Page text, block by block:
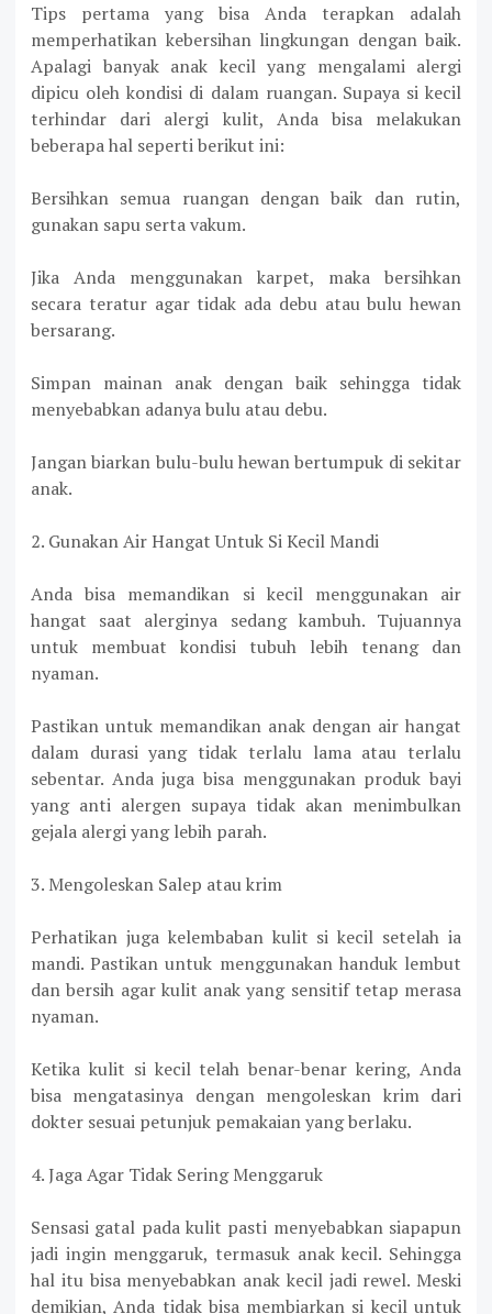
Tips pertama yang bisa Anda terapkan adalah
memperhatikan kebersihan lingkungan dengan baik.
Apalagi banyak anak kecil yang mengalami alergi
dipicu oleh kondisi di dalam ruangan. Supaya si kecil
terhindar dari alergi kulit, Anda bisa melakukan
beberapa hal seperti berikut ini:
Bersihkan semua ruangan dengan baik dan rutin,
gunakan sapu serta vakum.
Jika Anda menggunakan karpet, maka bersihkan
secara teratur agar tidak ada debu atau bulu hewan
bersarang.
Simpan mainan anak dengan baik sehingga tidak
menyebabkan adanya bulu atau debu.
Jangan biarkan bulu-bulu hewan bertumpuk di sekitar
anak.
2. Gunakan Air Hangat Untuk Si Kecil Mandi
Anda bisa memandikan si kecil menggunakan air
hangat saat alerginya sedang kambuh. Tujuannya
untuk membuat kondisi tubuh lebih tenang dan
nyaman.
Pastikan untuk memandikan anak dengan air hangat
dalam durasi yang tidak terlalu lama atau terlalu
sebentar. Anda juga bisa menggunakan produk bayi
yang anti alergen supaya tidak akan menimbulkan
gejala alergi yang lebih parah.
3. Mengoleskan Salep atau krim
Perhatikan juga kelembaban kulit si kecil setelah ia
mandi. Pastikan untuk menggunakan handuk lembut
dan bersih agar kulit anak yang sensitif tetap merasa
nyaman.
Ketika kulit si kecil telah benar-benar kering, Anda
bisa mengatasinya dengan mengoleskan krim dari
dokter sesuai petunjuk pemakaian yang berlaku.
4. Jaga Agar Tidak Sering Menggaruk
Sensasi gatal pada kulit pasti menyebabkan siapapun
jadi ingin menggaruk, termasuk anak kecil. Sehingga
hal itu bisa menyebabkan anak kecil jadi rewel. Meski
demikian, Anda tidak bisa membiarkan si kecil untuk